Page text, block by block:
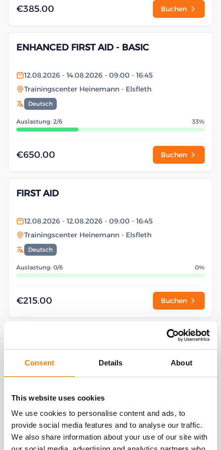
Consent Details About
This website uses cookies
We use cookies to personalise content and ads, to
provide social media features and to analyse our traffic.
We also share information about your use of our site with
€385.00 Buchen
ENHANCED FIRST AID - BASIC
12.08.2026 - 14.08.2026 - 09:00 - 16:45
Trainingscenter Heinemann - Elsfleth
Deutsch
Auslastung: 2/6 33%
€650.00 Buchen
FIRST AID
12.08.2026 - 12.08.2026 - 09:00 - 16:45
Trainingscenter Heinemann - Elsfleth
Deutsch
Auslastung: 0/6 0%
€215.00 Buchen
12.08.2026 - 12.08.2026- 09:00
Deutsch
Auslastung: 1/12
€510.00 Buchen